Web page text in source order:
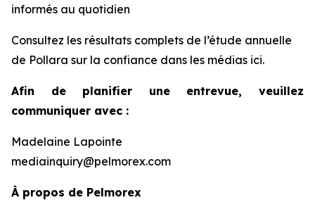
informés au quotidien
Consultez les résultats complets de l’étude annuelle
de Pollara sur la confiance dans les médias ici.
Afin de planifier une entrevue, veuillez
communiquer avec :
Madelaine Lapointe
mediainquiry@pelmorex.com
À propos de Pelmorex